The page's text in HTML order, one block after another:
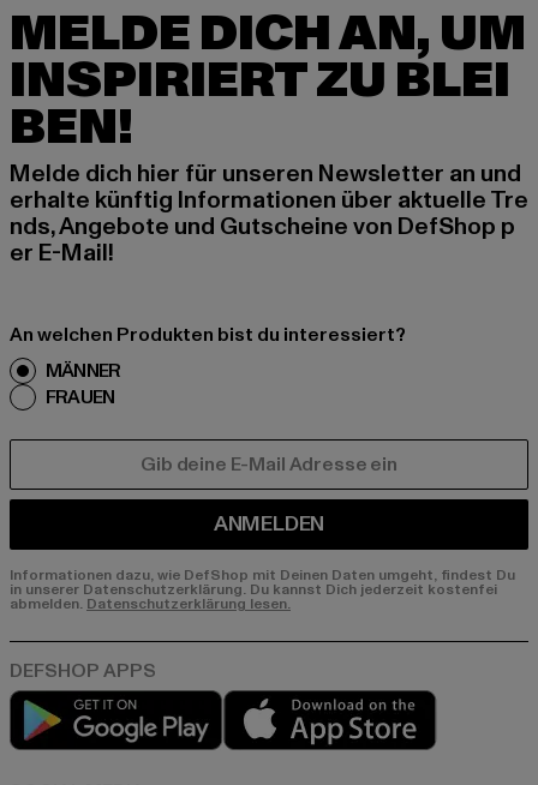
MELDE DICH AN, UM
INSPIRIERT ZU BLEI
BEN!
Melde dich hier für unseren Newsletter an und
erhalte künftig Informationen über aktuelle Tre
nds, Angebote und Gutscheine von DefShop p
er E-Mail!
An welchen Produkten bist du interessiert?
MÄNNER
FRAUEN
ANMELDEN
Informationen dazu, wie DefShop mit Deinen Daten umgeht, findest Du
in unserer Datenschutzerklärung. Du kannst Dich jederzeit kostenfei
abmelden. Datenschutzerklärung lesen.
Play market